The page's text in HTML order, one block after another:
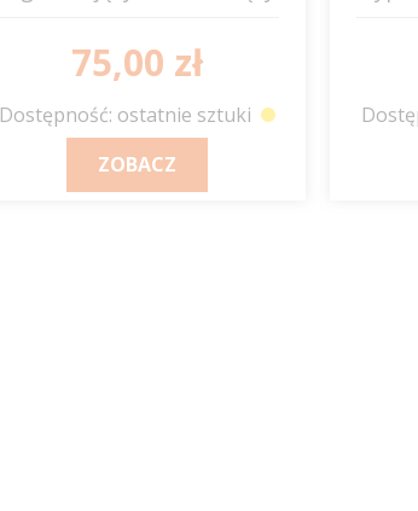
75,00 zł
Dostępność: ostatnie sztuki
ZOBACZ